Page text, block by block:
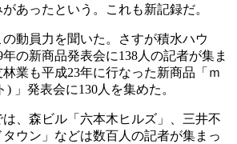
あったという。これも新記録だ。
動員力を聞いた。さすが積水ハウ
の新商品発表会に138人の記者が集ま
業も平成23年に行なった新商品「ｍ
) 」発表会に130人を集めた。
、森ビル「六本木ヒルズ」、三井不
ウン」などは数百人の記者が集まっ